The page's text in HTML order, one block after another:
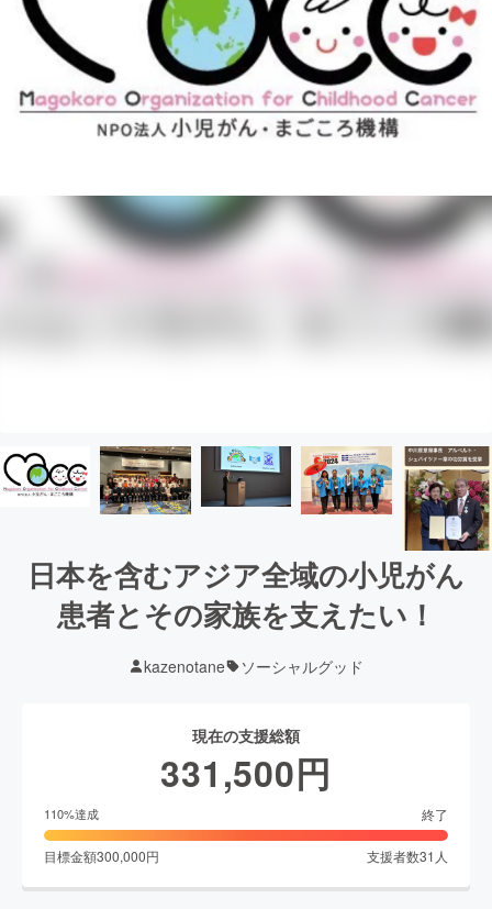
日本を含むアジア全域の小児がん
患者とその家族を支えたい！
kazenotane ソーシャルグッド
現在の支援総額
331,500円
110%達成 終了
目標金額300,000円 支援者数31 人